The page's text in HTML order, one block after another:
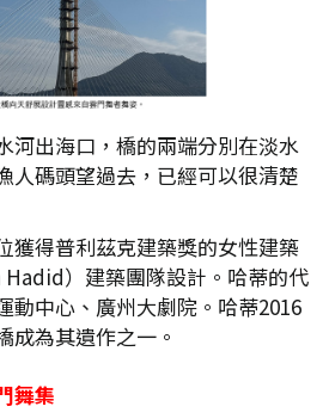
河出海口，橋的兩端分別在淡水
人碼頭望過去，已經可以很清楚
獲得普利茲克建築獎的女性建築
）建築團隊設計。哈蒂的代
動中心、廣州大劇院。哈蒂2016
成為其遺作之一。
舞集